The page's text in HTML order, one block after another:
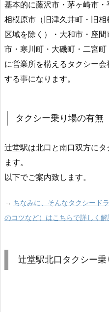
基本的に藤沢市・茅ヶ崎市・
相模原市（旧津久井町・旧
区域を除く）・大和市・座
市・寒川町・大磯町・二宮
に営業所を構えるタクシー
する事になります。
タクシー乗り場の有無
辻堂駅は北口と南口双方に
ます。
以下でご案内致します。
→ ちなみに、そんなタクシード
のコツなど）はこちらで詳しく解
辻堂駅北口タクシー